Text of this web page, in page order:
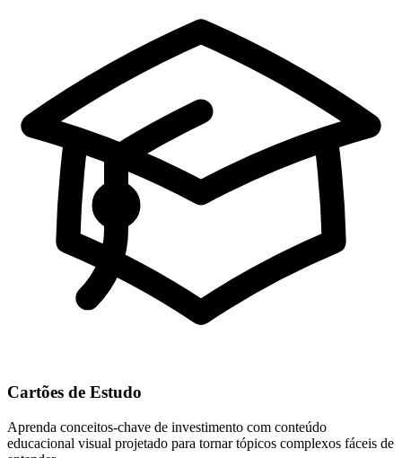
Cartões de Estudo
Aprenda conceitos-chave de investimento com conteúdo
educacional visual projetado para tornar tópicos complexos fáceis de